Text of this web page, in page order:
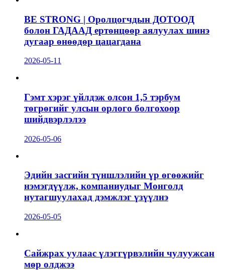
BE STRONG | Оролцогчдын ДОТООД
болон ГАДААД ертөнцөөр аялуулах шинэ
дугаар өнөөдөр цацагдана
2026-05-11
Гэмт хэрэг үйлдэж олсон 1,5 тэрбум
төгрөгийг улсын орлого болгохоор
шийдвэрлэлээ
2026-05-06
Эдийн засгийн түншлэлийн үр өгөөжийг
нэмэгдүүлж, компаниудыг Монголд
нутагшуулахад дэмжлэг үзүүлнэ
2026-05-05
Сайжрах уулаас үлэггүрвэлийн чулуужсан
мөр олджээ